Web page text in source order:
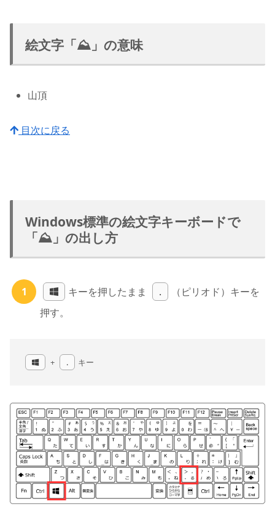
絵文字「⛰」の意味
山頂
目次に戻る
Windows標準の絵文字キーボードで
「⛰」の出し方
キーを押したまま .
（ピリオド）キーを
押す。
+ . キー